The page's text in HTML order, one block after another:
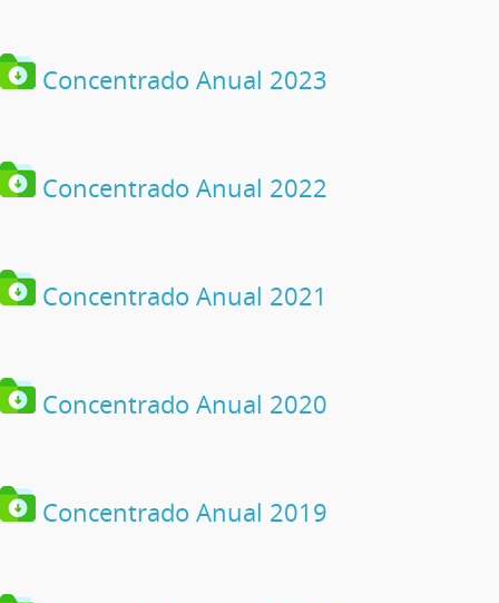
Concentrado Anual 2023
Concentrado Anual 2022
Concentrado Anual 2021
Concentrado Anual 2020
Concentrado Anual 2019